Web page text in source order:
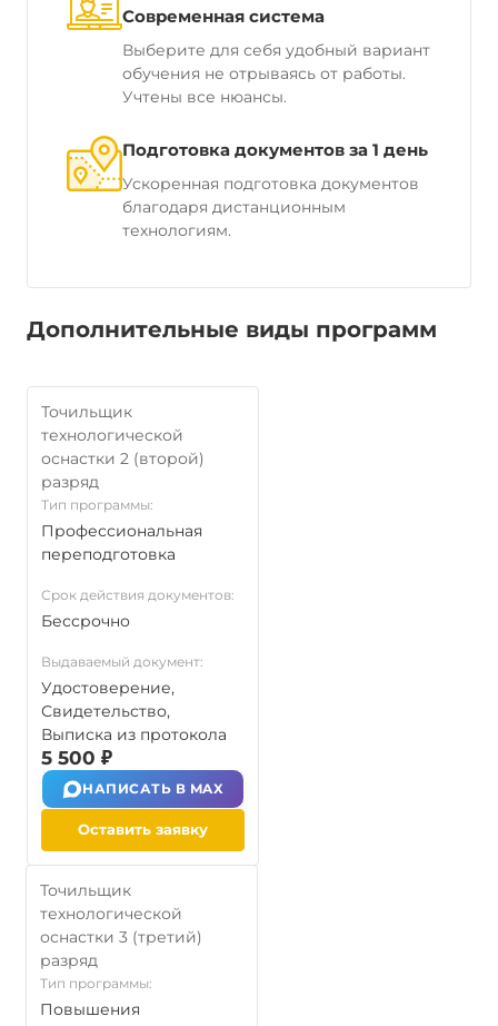
Современная система
Выберите для себя удобный вариант
обучения не отрываясь от работы.
Учтены все нюансы.
Подготовка документов за 1 день
Ускоренная подготовка документов
благодаря дистанционным
технологиям.
Дополнительные виды программ
Точильщик
технологической
оснастки 2 (второй)
разряд
Тип программы:
Профессиональная
переподготовка
Срок действия документов:
Бессрочно
Выдаваемый документ:
Удостоверение,
Свидетельство,
Выписка из протокола
5 500 ₽
НАПИСАТЬ В MAX
Оставить заявку
Точильщик
технологической
оснастки 3 (третий)
разряд
Тип программы:
Повышения